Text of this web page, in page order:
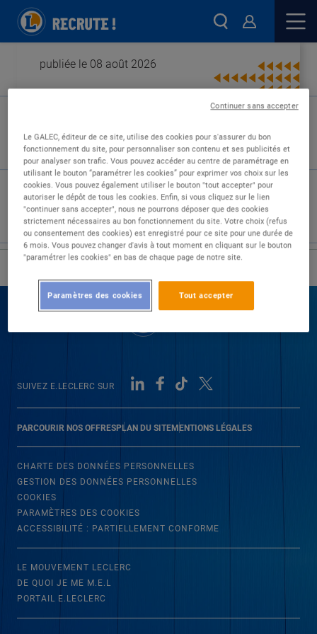
publiée le 08 août 2026
Type de contrat :
Expérience :
Études :
PARCOURIR NOS OFFRESPLAN DU SITEMENTIONS LÉGALES
SUIVEZ E.LECLERC SUR
CHARTE DES DONNÉES PERSONNELLES
GESTION DES DONNÉES PERSONNELLES
COOKIES
PARAMÈTRES DES COOKIES
ACCESSIBILITÉ : PARTIELLEMENT CONFORME
LE MOUVEMENT LECLERC
DE QUOI JE ME M.E.L
PORTAIL E.LECLERC
Le GALEC, éditeur de ce site, utilise des cookies pour s'assurer du bon
fonctionnement du site, pour personnaliser son contenu et ses publicités et
pour analyser son trafic. Vous pouvez accéder au centre de paramétrage en
utilisant le bouton “paramétrer les cookies” pour exprimer vos choix sur les
cookies. Vous pouvez également utiliser le bouton "tout accepter" pour
autoriser le dépôt de tous les cookies. Enfin, si vous cliquez sur le lien
"continuer sans accepter", nous ne pourrons déposer que des cookies
strictement nécessaires au bon fonctionnement du site. Votre choix (refus
ou consentement des cookies) est enregistré pour ce site pour une durée de
6 mois. Vous pouvez changer d'avis à tout moment en cliquant sur le bouton
"paramétrer les cookies" en bas de chaque page de notre site.
Tout accepter
Paramètres des cookies
Continuer sans accepter